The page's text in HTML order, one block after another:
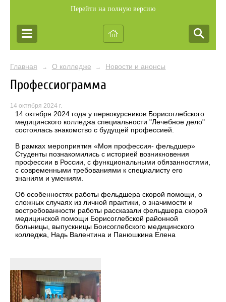
Перейти на полную версию
Главная → О колледже → Новости и анонсы
Профессиограмма
14 октября 2024 г.
14 октября 2024 года у первокурсников Борисоглебского
медицинского колледжа специальности "Лечебное дело"
состоялась знакомство с будущей профессией.
В рамках мероприятия «Моя профессия- фельдшер»
Студенты познакомились с историей возникновения
профессии в России, с функциональными обязанностями,
с современными требованиями к специалисту его
знаниям и умениям.
Об особенностях работы фельдшера скорой помощи, о
сложных случаях из личной практики, о значимости и
востребованности работы рассказали фельдшера скорой
медицинской помощи Борисоглебской районной
больницы, выпускницы Боисоглебского медицинского
колледжа, Надь Валентина и Панюшкина Елена